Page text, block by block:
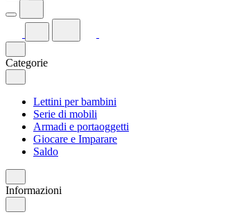
Categorie
Lettini per bambini
Serie di mobili
Armadi e portaoggetti
Giocare e Imparare
Saldo
Informazioni